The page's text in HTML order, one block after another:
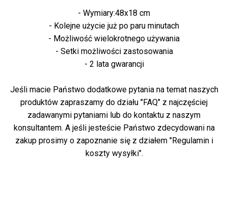
- Wymiary:48x18 cm
- Kolejne użycie już po paru minutach
- Możliwość wielokrotnego używania
- Setki możliwości zastosowania
- 2 lata gwarancji
Jeśli macie Państwo dodatkowe pytania na temat naszych
produktów zapraszamy do działu "FAQ" z najczęściej
zadawanymi pytaniami lub do kontaktu z naszym
konsultantem. A jeśli jesteście Państwo zdecydowani na
zakup prosimy o zapoznanie się z działem "Regulamin i
koszty wysyłki".